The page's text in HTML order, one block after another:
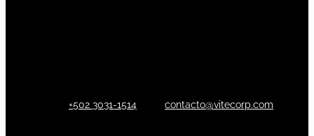
+502 3031-1514 contacto@vitecorp.com